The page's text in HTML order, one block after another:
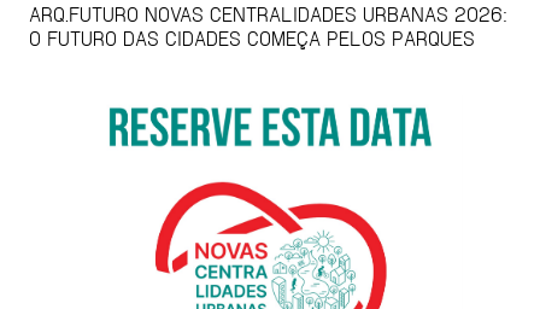
ARQ.FUTURO NOVAS CENTRALIDADES URBANAS 2026:
O FUTURO DAS CIDADES COMEÇA PELOS PARQUES